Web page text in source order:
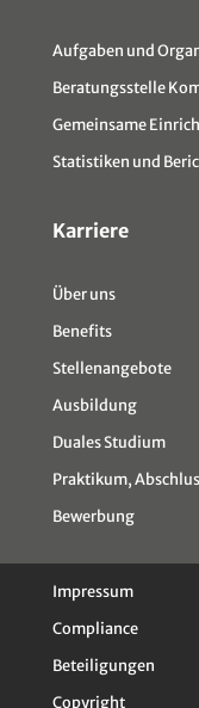
Aufgaben und
Beratungsstelle
Gemeinsame
Statistiken und
Karriere
Über uns
Benefits
Stellenangebote
Ausbildung
Duales Studium
Praktikum,
Bewerbung
Impressum
Compliance
Beteiligungen
Copyright